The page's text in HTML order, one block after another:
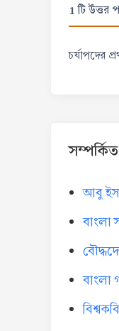
1 টি উত্তর
চর্যাপদের
আবু
বাংলা
বাংলা